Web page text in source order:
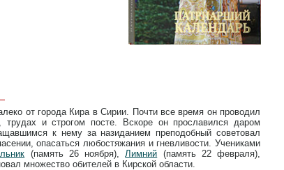
от города Кира в Сирии. Почти все время он проводил
и строгом посте. Вскоре он прославился даром
к нему за назиданием преподобный советовал
опасаться любостяжания и гневливости. Учениками
(память 26 ноября),Лимний (память 22 февраля),
множество обителей в Кирской области.